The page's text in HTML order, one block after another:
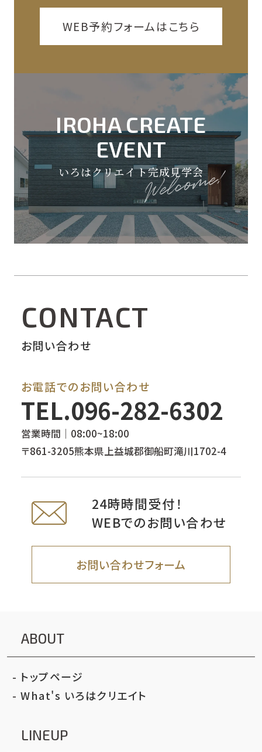
IROHA CREATE
EVENT
いろはクリエイト完成見学会
WEB予約フォームはこちら
CONTACT
お問い合わせ
お電話でのお問い合わせ
TEL.096-282-6302
営業時間｜08:00~18:00
〒861-3205熊本県上益城郡御船町滝川1702-4
24時時間受付！
WEBでのお問い合わせ
お問い合わせフォーム
ABOUT
トップページ
What's いろはクリエイト
LINEUP